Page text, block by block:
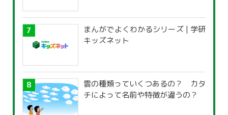
まんがでよくわかるシリーズ | 学研
キッズネット
雲の種類っていくつあるの？ カタ
チによって名前や特徴が違うの？